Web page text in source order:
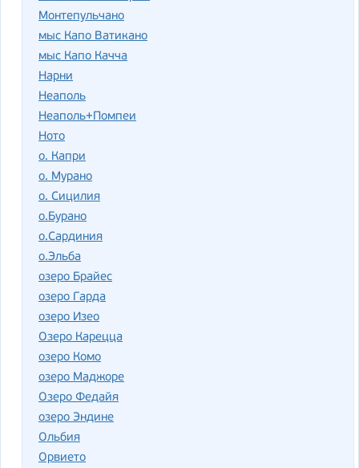
Монтепульчано
мыс Капо Ватикано
мыс Капо Качча
Нарни
Неаполь
Неаполь+Помпеи
Ното
о. Капри
о. Мурано
о. Сицилия
о.Бурано
о.Сардиния
о.Эльба
озеро Брайес
озеро Гарда
озеро Изео
Озеро Карецца
озеро Комо
озеро Маджоре
Озеро Федайя
озеро Эндине
Ольбия
Орвието